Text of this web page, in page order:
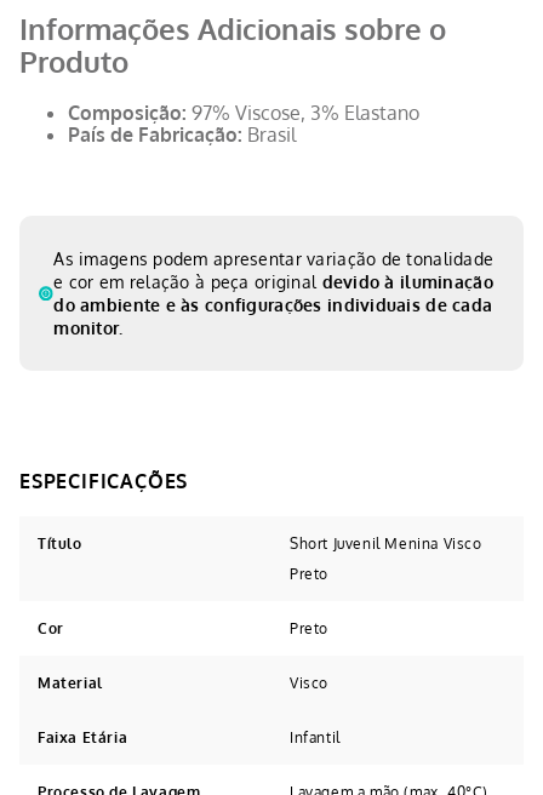
Informações Adicionais sobre o
Produto
Composição: 97% Viscose, 3% Elastano
País de Fabricação: Brasil
As imagens podem apresentar variação de tonalidade
e cor em relação à peça original devido à iluminação
do ambiente e às configurações individuais de cada
monitor.
Título
Short Juvenil Menina Visco
Preto
Cor Preto
Material Visco
Faixa Etária Infantil